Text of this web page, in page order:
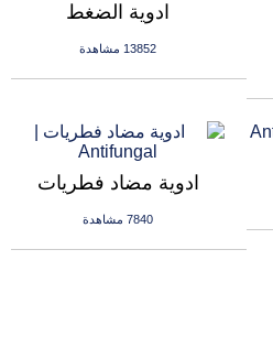
ادوية الضغط
13852 مشاهدة
ادوية مضاد فطريات
7840 مشاهدة